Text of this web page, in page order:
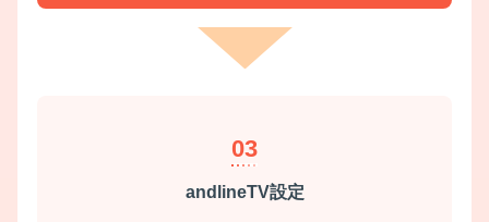
03
andlineTV設定